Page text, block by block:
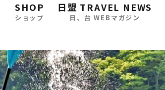
SHOP
ショップ
日盟 TRAVEL NEWS
日、台 WEBマガジン